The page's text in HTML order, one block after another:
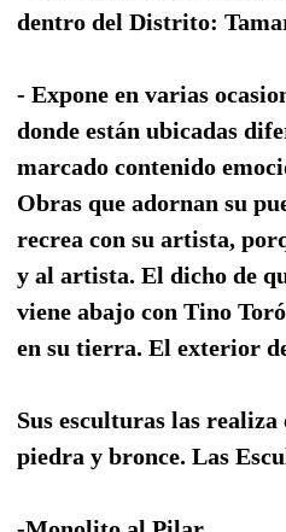
dentro del Distrito:
- Expone en varias
donde están ubicadas
marcado contenido
Obras que adornan su
recrea con su artista,
y al artista. El dicho de
viene abajo con Tino
en su tierra. El exterior
Sus esculturas las
piedra y bronce. Las